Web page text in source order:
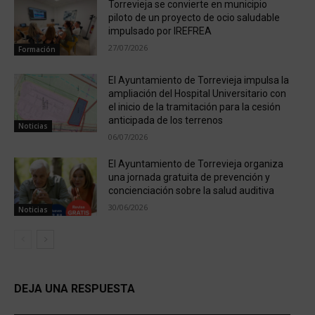
Formación
Torrevieja se convierte en municipio
piloto de un proyecto de ocio saludable
impulsado por IREFREA
27/07/2026
Noticias
El Ayuntamiento de Torrevieja impulsa la
ampliación del Hospital Universitario con
el inicio de la tramitación para la cesión
anticipada de los terrenos
06/07/2026
Noticias
El Ayuntamiento de Torrevieja organiza
una jornada gratuita de prevención y
concienciación sobre la salud auditiva
30/06/2026
DEJA UNA RESPUESTA